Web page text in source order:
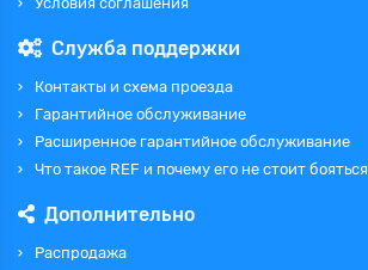
Служба поддержки
Контакты и схема проезда
Гарантийное обслуживание
Расширенное гарантийное обслуживание
Что такое REF и почему его не стоит бояться
Дополнительно
Распродажа